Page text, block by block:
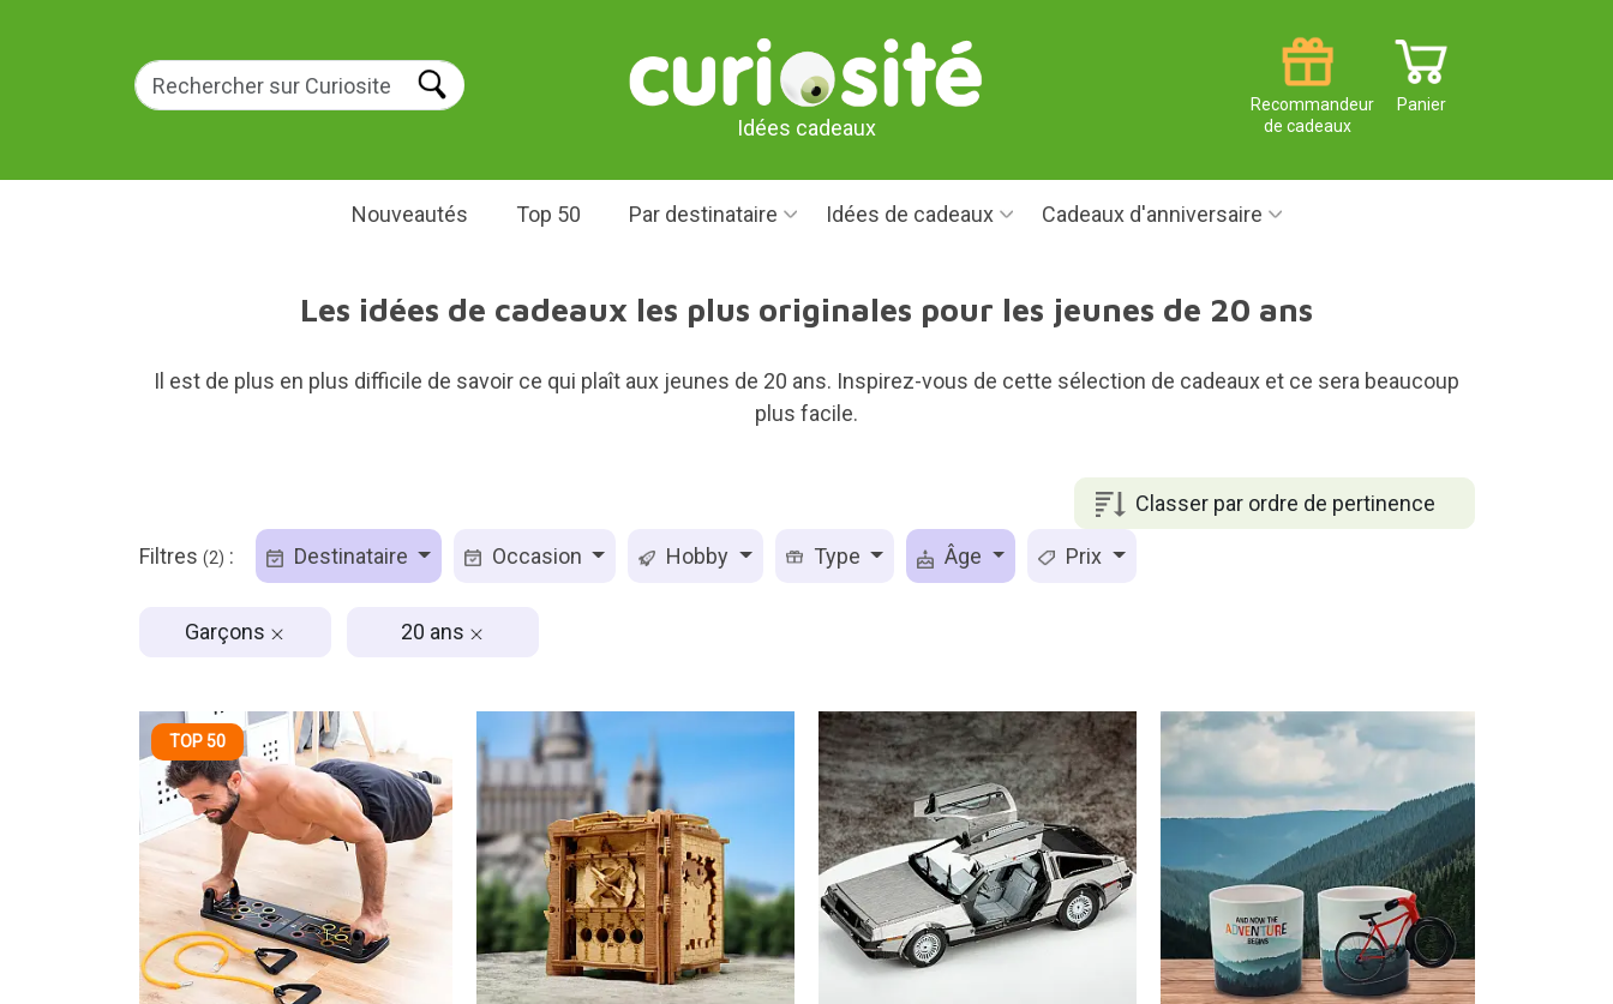
Idées cadeaux
Panier
Recommandeur
de cadeaux
Nouveautés Top 50 Par destinataire Idées de cadeaux Cadeaux d'anniversaire
Les idées de cadeaux les plus originales pour les jeunes de 20 ans
Il est de plus en plus difficile de savoir ce qui plaît aux jeunes de 20 ans. Inspirez-vous de cette sélection de cadeaux et ce sera beaucoup
plus facile.
Classer par ordre de pertinence
Filtres (2) : Destinataire Occasion Hobby Type Âge Prix
Garçons 20 ans
TOP 50